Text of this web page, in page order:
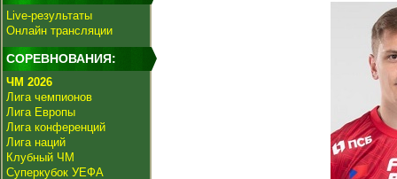
Live-результаты
Онлайн трансляции
СОРЕВНОВАНИЯ:
ЧМ 2026
Лига чемпионов
Лига Европы
Лига конференций
Лига наций
Клубный ЧМ
Суперкубок УЕФА